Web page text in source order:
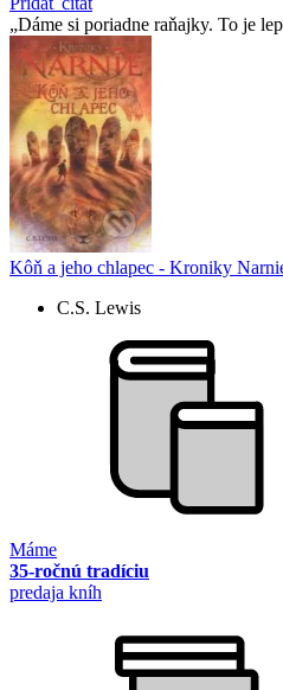
Dáme si poriadne raňajky. To je
Kôň a jeho chlapec - Kroniky
C.S. Lewis
Máme
35-ročnú tradíciu
predaja kníh